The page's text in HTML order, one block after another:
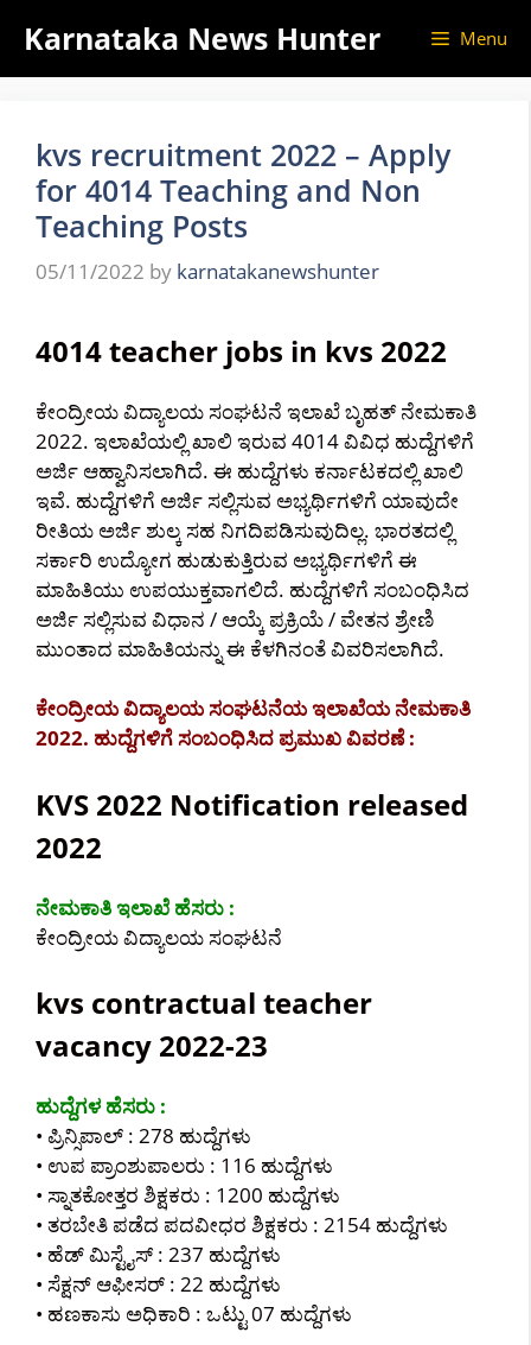
content
Karnataka News Hunter Menu
kvs recruitment 2022 – Apply
for 4014 Teaching and Non
Teaching Posts
05/11/2022 by karnatakanewshunter
4014 teacher jobs in kvs 2022
ಕೇಂದ್ರೀಯ ವಿದ್ಯಾಲಯ ಸಂಘಟನೆ ಇಲಾಖೆ ಬೃಹತ್ ನೇಮಕಾತಿ
2022. ಇಲಾಖೆಯಲ್ಲಿ ಖಾಲಿ ಇರುವ 4014 ವಿವಿಧ ಹುದ್ದೆಗಳಿಗೆ
ಅರ್ಜಿ ಆಹ್ವಾನಿಸಲಾಗಿದೆ. ಈ ಹುದ್ದೆಗಳು ಕರ್ನಾಟಕದಲ್ಲಿ ಖಾಲಿ
ಇವೆ. ಹುದ್ದೆಗಳಿಗೆ ಅರ್ಜಿ ಸಲ್ಲಿಸುವ ಅಭ್ಯರ್ಥಿಗಳಿಗೆ ಯಾವುದೇ
ರೀತಿಯ ಅರ್ಜಿ ಶುಲ್ಕ ಸಹ ನಿಗದಿಪಡಿಸುವುದಿಲ್ಲ. ಭಾರತದಲ್ಲಿ
ಸರ್ಕಾರಿ ಉದ್ಯೋಗ ಹುಡುಕುತ್ತಿರುವ ಅಭ್ಯರ್ಥಿಗಳಿಗೆ ಈ
ಮಾಹಿತಿಯು ಉಪಯುಕ್ತವಾಗಲಿದೆ. ಹುದ್ದೆಗಳಿಗೆ ಸಂಬಂಧಿಸಿದ
ಅರ್ಜಿ ಸಲ್ಲಿಸುವ ವಿಧಾನ / ಆಯ್ಕೆ ಪ್ರಕ್ರಿಯೆ /‌ ವೇತನ ಶ್ರೇಣಿ
ಮುಂತಾದ ಮಾಹಿತಿಯನ್ನು ಈ ಕೆಳಗಿನಂತೆ ವಿವರಿಸಲಾಗಿದೆ.
ಕೇಂದ್ರೀಯ ವಿದ್ಯಾಲಯ ಸಂಘಟನೆಯ ಇಲಾಖೆಯ ನೇಮಕಾತಿ
2022. ಹುದ್ದೆಗಳಿಗೆ ಸಂಬಂಧಿಸಿದ ಪ್ರಮುಖ ವಿವರಣೆ :
KVS 2022 Notification released
2022
ನೇಮಕಾತಿ ಇಲಾಖೆ ಹೆಸರು :
ಕೇಂದ್ರೀಯ ವಿದ್ಯಾಲಯ ಸಂಘಟನೆ
kvs contractual teacher
vacancy 2022-23
ಹುದ್ದೆಗಳ ಹೆಸರು :
• ಪ್ರಿನ್ಸಿಪಾಲ್ : 278 ಹುದ್ದೆಗಳು
• ಉಪ ಪ್ರಾಂಶುಪಾಲರು : 116 ಹುದ್ದೆಗಳು
• ಸ್ನಾತಕೋತ್ತರ ಶಿಕ್ಷಕರು : 1200 ಹುದ್ದೆಗಳು
• ತರಬೇತಿ ಪಡೆದ ಪದವೀಧರ ಶಿಕ್ಷಕರು : 2154 ಹುದ್ದೆಗಳು
• ಹೆಡ್ ಮಿಸ್ಟೈಸ್ : 237 ಹುದ್ದೆಗಳು
• ಸೆಕ್ಷನ್ ಆಫೀಸರ್ : 22 ಹುದ್ದೆಗಳು
• ಹಣಕಾಸು ಅಧಿಕಾರಿ : ಒಟ್ಟು 07 ಹುದ್ದೆಗಳು